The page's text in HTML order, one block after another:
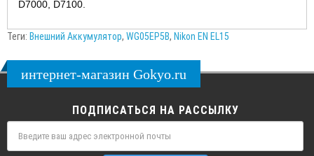
D7000, D7100.
Теги: Внешний Аккумулятор, WG05EP5B, Nikon EN EL15
интернет-магазин Gokyo.ru
ПОДПИСАТЬСЯ НА РАССЫЛКУ